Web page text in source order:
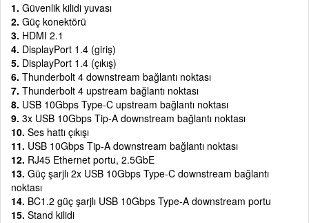
1. Güvenlik kilidi yuvası
2. Güç konektörü
3. HDMI 2.1
4. DisplayPort 1.4 (giriş)
5. DisplayPort 1.4 (çıkış)
6. Thunderbolt 4 downstream bağlantı noktası
7. Thunderbolt 4 upstream bağlantı noktası
8. USB 10Gbps Type-C upstream bağlantı noktası
9. 3x USB 10Gbps Tip-A downstream bağlantı noktası
10. Ses hattı çıkışı
11. USB 10Gbps Tip-A downstream bağlantı noktası
12. RJ45 Ethernet portu, 2.5GbE
13. Güç şarjlı 2x USB 10Gbps Type-C downstream bağlantı
noktası
14. BC1.2 güç şarjlı USB 10Gbps Type-A downstream portu
15. Stand kilidi